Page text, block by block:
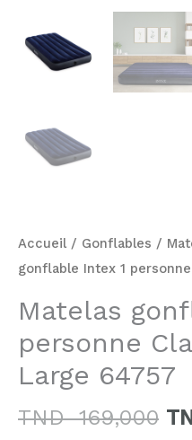
Accueil / Gonflables /
gonflable Intex 1
Matelas
personne
Large 64757
TND169,000